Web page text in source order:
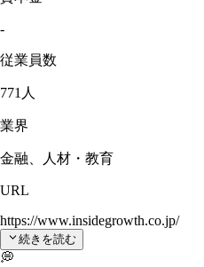
-
従業員数
771人
業界
金融、人材・教育
URL
https://www.insidegrowth.co.jp/
続きを読む
💭